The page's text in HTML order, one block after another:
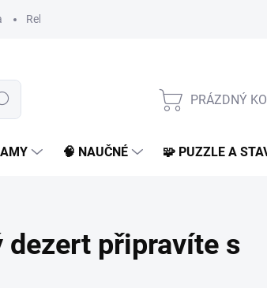
Reklamace a vrácení
PRÁZDNÝ
🧠 NAUČNÉ 🧩 PUZZLE A
připravíte s